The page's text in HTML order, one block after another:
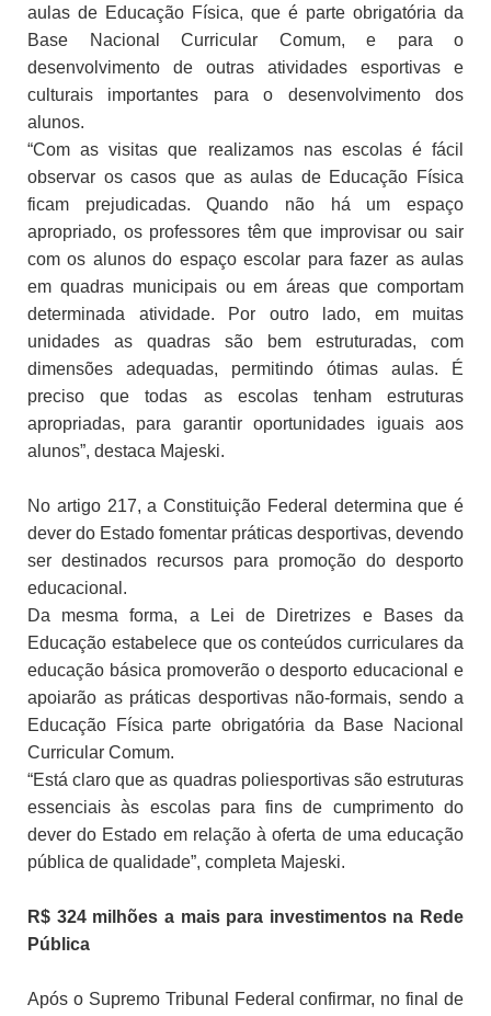
aulas de Educação Física, que é parte obrigatória da
Base Nacional Curricular Comum, e para o
desenvolvimento de outras atividades esportivas e
culturais importantes para o desenvolvimento dos
alunos.
“Com as visitas que realizamos nas escolas é fácil
observar os casos que as aulas de Educação Física
ficam prejudicadas. Quando não há um espaço
apropriado, os professores têm que improvisar ou sair
com os alunos do espaço escolar para fazer as aulas
em quadras municipais ou em áreas que comportam
determinada atividade. Por outro lado, em muitas
unidades as quadras são bem estruturadas, com
dimensões adequadas, permitindo ótimas aulas. É
preciso que todas as escolas tenham estruturas
apropriadas, para garantir oportunidades iguais aos
alunos”, destaca Majeski.
No artigo 217, a Constituição Federal determina que é
dever do Estado fomentar práticas desportivas, devendo
ser destinados recursos para promoção do desporto
educacional.
Da mesma forma, a Lei de Diretrizes e Bases da
Educação estabelece que os conteúdos curriculares da
educação básica promoverão o desporto educacional e
apoiarão as práticas desportivas não-formais, sendo a
Educação Física parte obrigatória da Base Nacional
Curricular Comum.
“Está claro que as quadras poliesportivas são estruturas
essenciais às escolas para fins de cumprimento do
dever do Estado em relação à oferta de uma educação
pública de qualidade”, completa Majeski.
R$ 324 milhões a mais para investimentos na Rede
Pública
Após o Supremo Tribunal Federal confirmar, no final de